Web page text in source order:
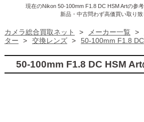
現在のNikon 50-100mm F1.8 DC HSM Artの参
新品・中古問わず高価買い取り致
カメラ総合買取ネット > メーカー一覧 >
ター
> 交換レンズ > 50-100mm F1.8
50-100mm F1.8 DC HSM